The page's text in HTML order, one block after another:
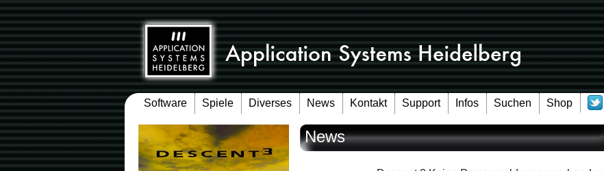
Software Spiele Diverses News Kontakt Support Infos Suchen Shop
News